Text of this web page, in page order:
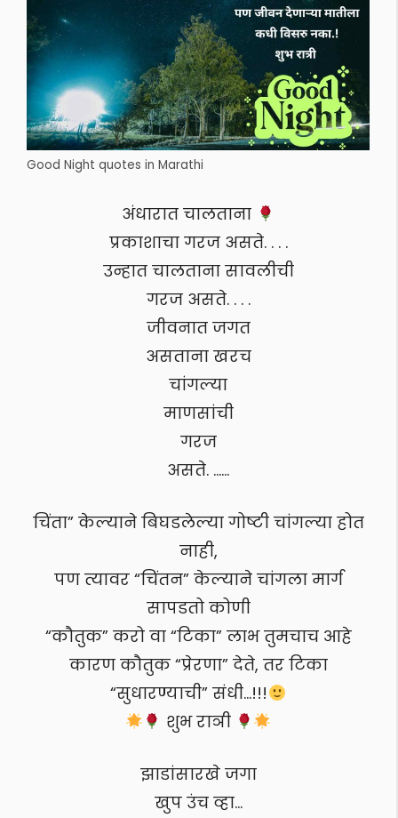
Good Night quotes in Marathi
अंधारात चालताना
प्रकाशाचा गरज असते. . . .
उन्हात चालताना सावलीची
गरज असते. . . .
जीवनात जगत
असताना खरच
चांगल्या
माणसांची
गरज
असते. ……
चिंता” केल्याने बिघडलेल्या गोष्टी चांगल्या होत
नाही,
पण त्यावर “चिंतन” केल्याने चांगला मार्ग
सापडतो कोणी
“कौतुक” करो वा “टिका” लाभ तुमचाच आहे
कारण कौतुक “प्रेरणा” देते, तर टिका
“सुधारण्याची” संधी…!!!
शुभ राञी
झाडांसारखे जगा
खुप उंच व्हा…